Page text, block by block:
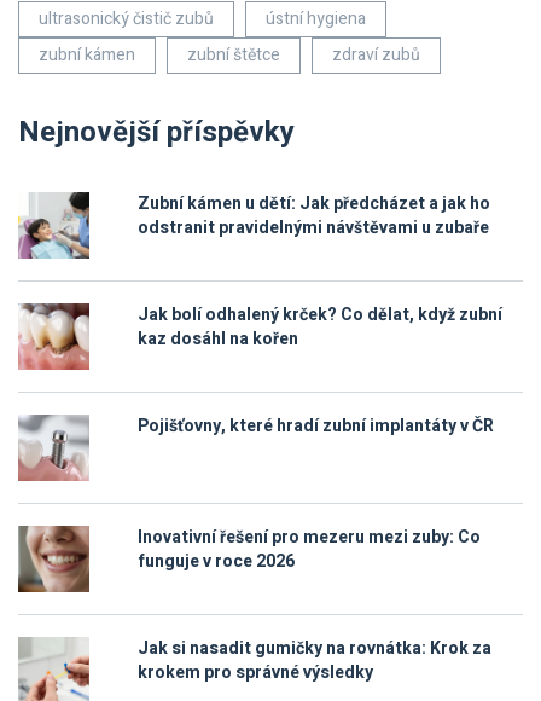
ultrasonický čistič zubů
ústní hygiena
zubní kámen
zubní štětce zdraví zubů
Nejnovější příspěvky
Zubní kámen u dětí: Jak předcházet a jak ho
odstranit pravidelnými návštěvami u zubaře
Jak bolí odhalený krček? Co dělat, když zubní
kaz dosáhl na kořen
Pojišťovny, které hradí zubní implantáty v ČR
Inovativní řešení pro mezeru mezi zuby: Co
funguje v roce 2026
Jak si nasadit gumičky na rovnátka: Krok za
krokem pro správné výsledky